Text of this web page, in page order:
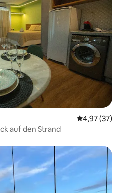
4,97 (37)
auf den Strand